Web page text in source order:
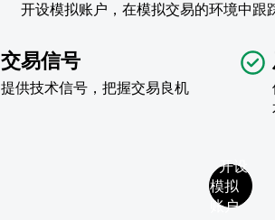
开设模拟账户，在模拟交易的环境中跟
交易信号
提供技术信号，把握交易良机